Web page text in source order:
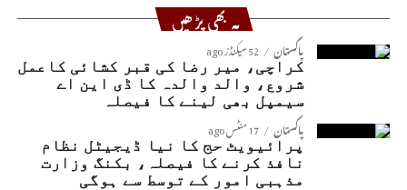
یہ بھی پڑھیں
پاکستان 52 سیکنڈز ago
کراچی، میر رضا کی قبر کشائی کاعمل
شروع، والد والدہ کا ڈی این اے
سیمپل بھی لینے کا فیصلہ
پاکستان 17 منٹس ago
پرائیویٹ حج کا نیا ڈیجیٹل نظام
نافذ کرنے کا فیصلہ، بکنگ وزارت
مذہبی امور کے توسط سے ہوگی